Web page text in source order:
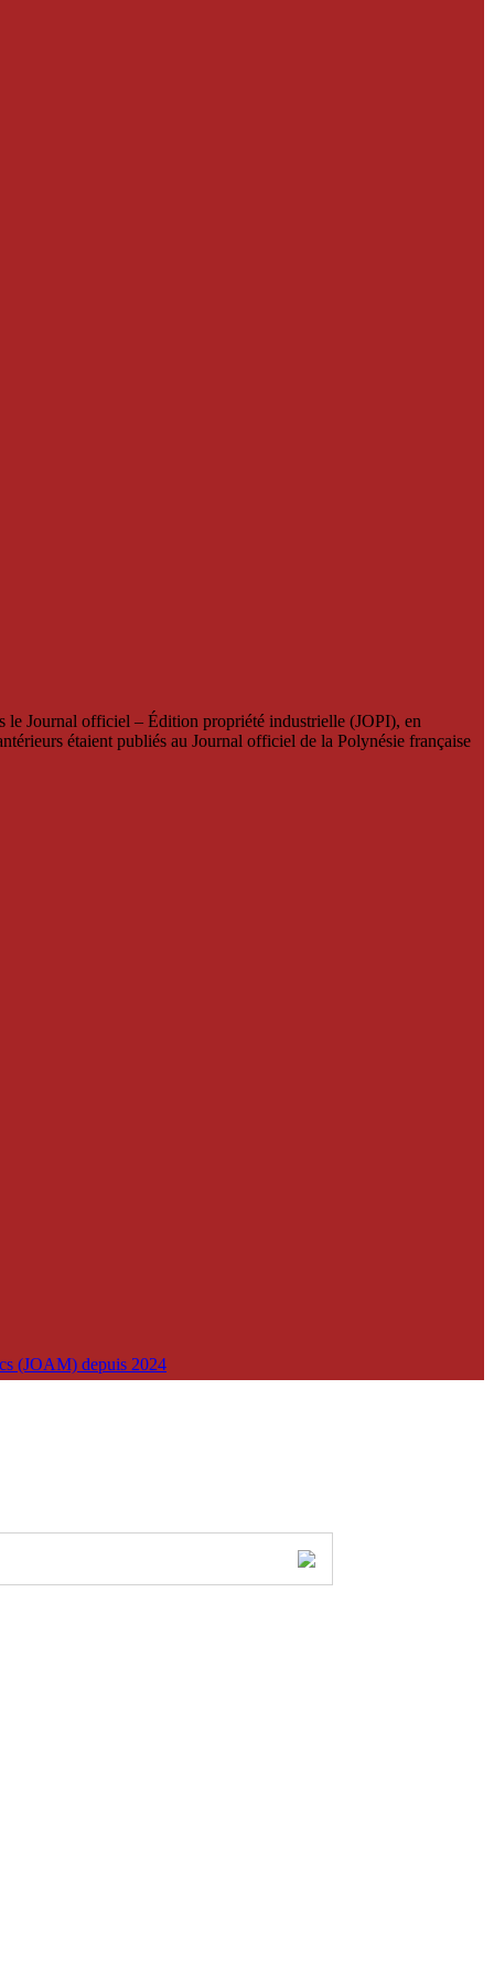
le Journal officiel – Édition propriété industrielle (JOPI), en
étaient publiés au Journal officiel de la Polynésie française
(JOAM) depuis 2024